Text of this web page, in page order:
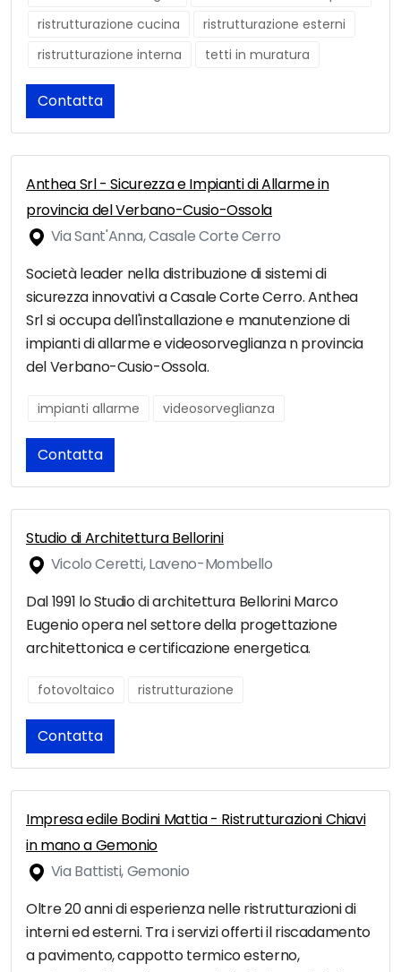
ristrutturazione cucina
ristrutturazione esterni
ristrutturazione interna
tetti in muratura
Contatta
Anthea Srl - Sicurezza e Impianti di Allarme in
provincia del Verbano-Cusio-Ossola
Via Sant'Anna, Casale Corte Cerro
Società leader nella distribuzione di sistemi di
sicurezza innovativi a Casale Corte Cerro. Anthea
Srl si occupa dell'installazione e manutenzione di
impianti di allarme e videosorveglianza n provincia
del Verbano-Cusio-Ossola.
impianti allarme videosorveglianza
Contatta
Studio di Architettura Bellorini
Vicolo Ceretti, Laveno-Mombello
Dal 1991 lo Studio di architettura Bellorini Marco
Eugenio opera nel settore della progettazione
architettonica e certificazione energetica.
fotovoltaico ristrutturazione
Contatta
Impresa edile Bodini Mattia - Ristrutturazioni Chiavi
in mano a Gemonio
Via Battisti, Gemonio
Oltre 20 anni di esperienza nelle ristrutturazioni di
interni ed esterni. Tra i servizi offerti il riscadamento
a pavimento, cappotto termico esterno,